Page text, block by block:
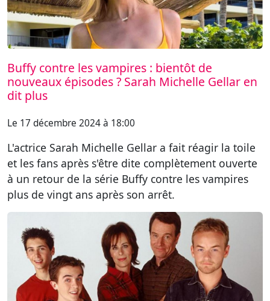
Buffy contre les vampires : bientôt de
nouveaux épisodes ? Sarah Michelle Gellar en
dit plus
Le 17 décembre 2024 à 18:00
L'actrice Sarah Michelle Gellar a fait réagir la toile
et les fans après s'être dite complètement ouverte
à un retour de la série Buffy contre les vampires
plus de vingt ans après son arrêt.